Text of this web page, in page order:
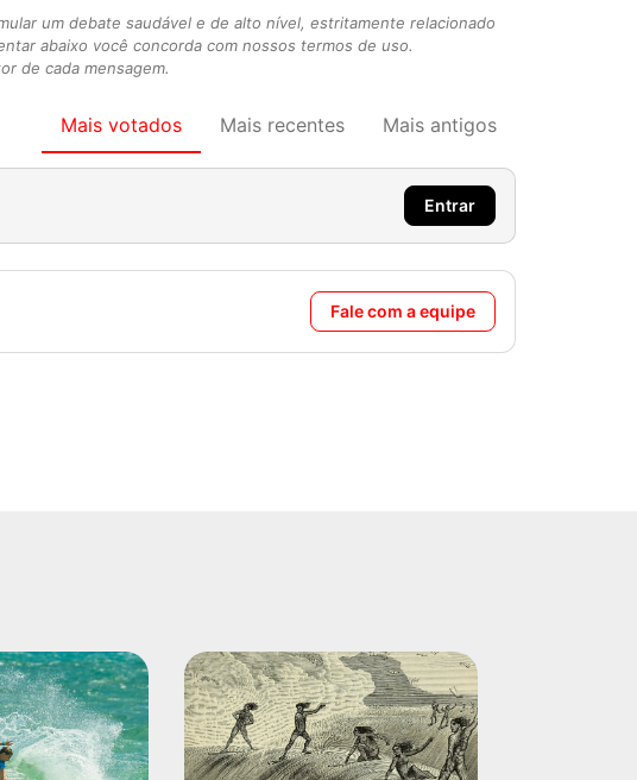
um debate saudável e de alto nível, estritamente relacionado
abaixo você concorda com nossos termos de uso.
de cada mensagem.
Mais votados Mais recentes Mais antigos
Entrar
Fale com a equipe